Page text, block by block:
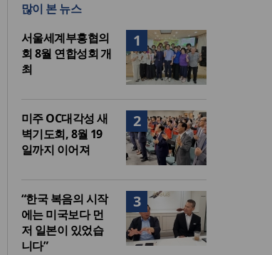
중단하라”
정신건강 치료 인프라 부족…
정신질환 평생유병률 27.8%,
중증 입원·재활 확충 과제
많이 본 뉴스
1
서울세계부흥협의
회 8월 연합성회 개
최
2
미주 OC대각성 새
벽기도회, 8월 19
일까지 이어져
3
“한국 복음의 시작
에는 미국보다 먼
저 일본이 있었습
니다”